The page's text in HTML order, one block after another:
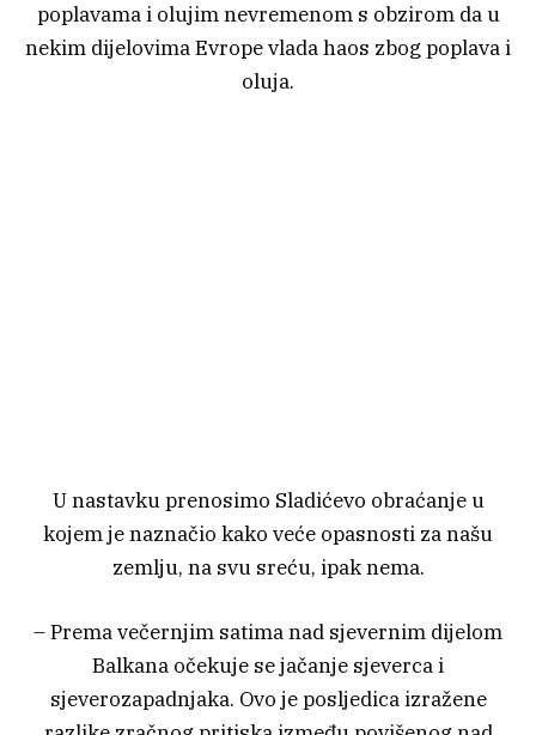
poplavama i olujim nevremenom s obzirom da u
nekim dijelovima Evrope vlada haos zbog poplava i
oluja.
U nastavku prenosimo Sladićevo obraćanje u
kojem je naznačio kako veće opasnosti za našu
zemlju, na svu sreću, ipak nema.
– Prema večernjim satima nad sjevernim dijelom
Balkana očekuje se jačanje sjeverca i
sjeverozapadnjaka. Ovo je posljedica izražene